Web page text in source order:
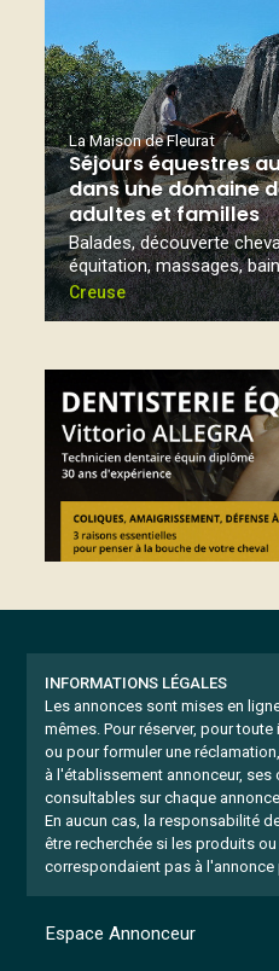
La Maison de Fleurat
Séjours équestres
dans une domaine
adultes et familles
Balades, découverte
équitation, massages,
Creuse
INFORMATIONS LÉGALES
Les annonces sont mises en
mêmes. Pour réserver, pour
ou pour formuler une
à l'établissement annonceur,
consultables sur chaque
En aucun cas, la responsabilité de
être recherchée si les produits
correspondaient pas à l'annonce
Espace Annonceur